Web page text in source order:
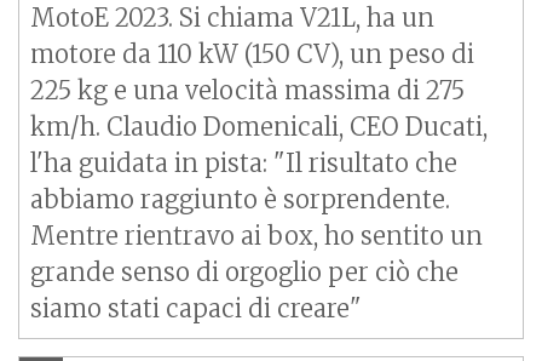
MotoE 2023. Si chiama V21L, ha un
motore da 110 kW (150 CV), un peso di
225 kg e una velocità massima di 275
km/h. Claudio Domenicali, CEO Ducati,
l'ha guidata in pista: "Il risultato che
abbiamo raggiunto è sorprendente.
Mentre rientravo ai box, ho sentito un
grande senso di orgoglio per ciò che
siamo stati capaci di creare"